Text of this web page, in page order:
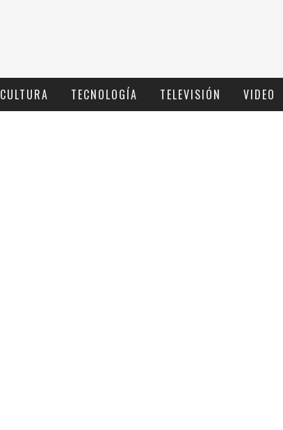
CULTURA TECNOLOGÍ­A TELEVISIÓN VIDEO